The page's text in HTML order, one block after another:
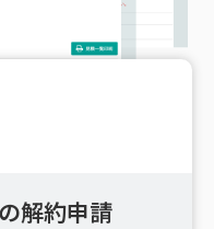
解約申請